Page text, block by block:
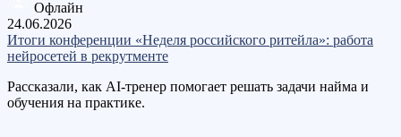
Офлайн
24.06.2026
Итоги конференции «Неделя российского ритейла»: работа
нейросетей в рекрутменте
Рассказали, как AI-тренер помогает решать задачи найма и
обучения на практике.